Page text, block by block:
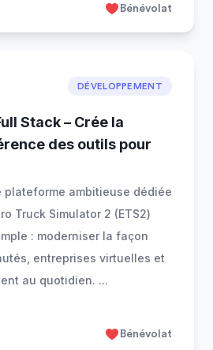
Bénévolat
DÉVELOPPEMENT
Stack – Crée la
des outils pour
plateforme ambitieuse dédiée
Truck Simulator 2 (ETS2)
: moderniser la façon
entreprises virtuelles et
au quotidien. ...
Bénévolat